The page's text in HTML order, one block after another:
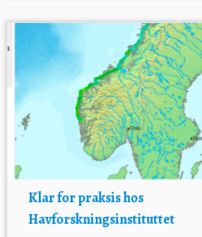
Klar for praksis hos
Havforskningsinstituttet